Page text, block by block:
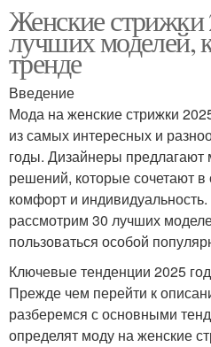
Женские стрижки
лучших моделей,
тренде
Введение
Мода на женские стрижки
из самых интересных и
годы. Дизайнеры
решений, которые сочетают в
комфорт и
рассмотрим 30 лучших
пользоваться особой
Ключевые тенденции 2025
Прежде чем перейти к
разберемся с основными
определят моду на женские